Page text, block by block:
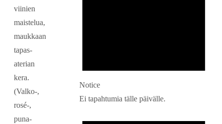
viinien
maistelua,
maukkaan
tapas-
aterian
kera.
(Valko-,
rosé-,
puna-
Notice
Ei tapahtumia tälle päivälle.